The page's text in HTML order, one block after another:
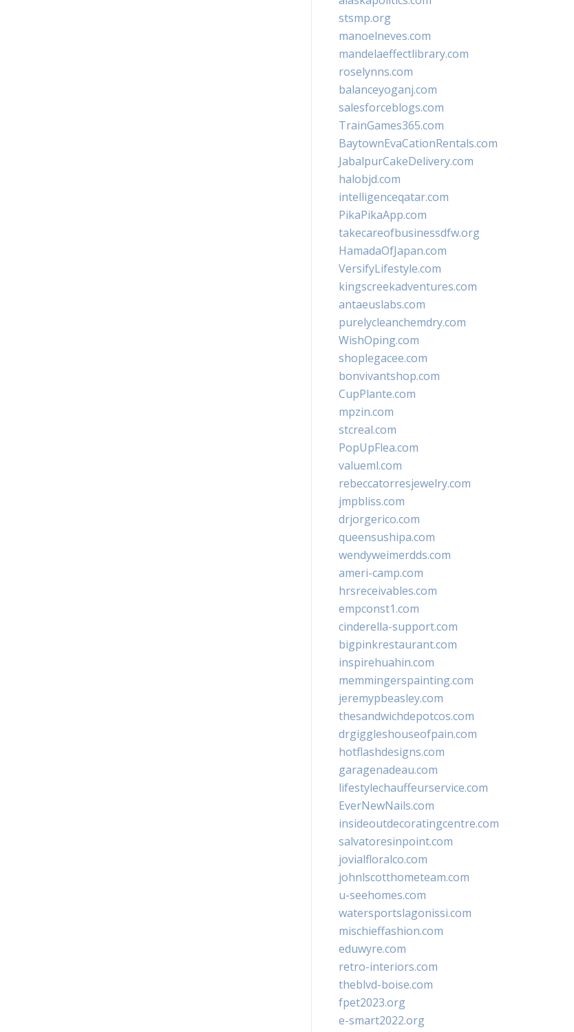
stsmp.org
manoelneves.com
mandelaeffectlibrary.com
roselynns.com
balanceyoganj.com
salesforceblogs.com
TrainGames365.com
BaytownEvaCationRentals.com
JabalpurCakeDelivery.com
halobjd.com
intelligenceqatar.com
PikaPikaApp.com
takecareofbusinessdfw.org
HamadaOfJapan.com
VersifyLifestyle.com
kingscreekadventures.com
antaeuslabs.com
purelycleanchemdry.com
WishOping.com
shoplegacee.com
bonvivantshop.com
CupPlante.com
mpzin.com
stcreal.com
PopUpFlea.com
valueml.com
rebeccatorresjewelry.com
jmpbliss.com
drjorgerico.com
queensushipa.com
wendyweimerdds.com
ameri-camp.com
hrsreceivables.com
empconst1.com
cinderella-support.com
bigpinkrestaurant.com
inspirehuahin.com
memmingerspainting.com
jeremypbeasley.com
thesandwichdepotcos.com
drgiggleshouseofpain.com
hotflashdesigns.com
garagenadeau.com
lifestylechauffeurservice.com
EverNewNails.com
insideoutdecoratingcentre.com
salvatoresinpoint.com
jovialfloralco.com
johnlscotthometeam.com
u-seehomes.com
watersportslagonissi.com
mischieffashion.com
eduwyre.com
retro-interiors.com
theblvd-boise.com
fpet2023.org
e-smart2022.org